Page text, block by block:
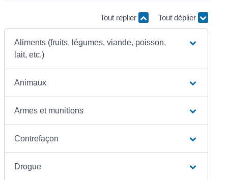
Tout replier Tout déplier
Aliments (fruits, légumes, viande, poisson,
lait, etc.)
Animaux
Armes et munitions
Contrefaçon
Drogue